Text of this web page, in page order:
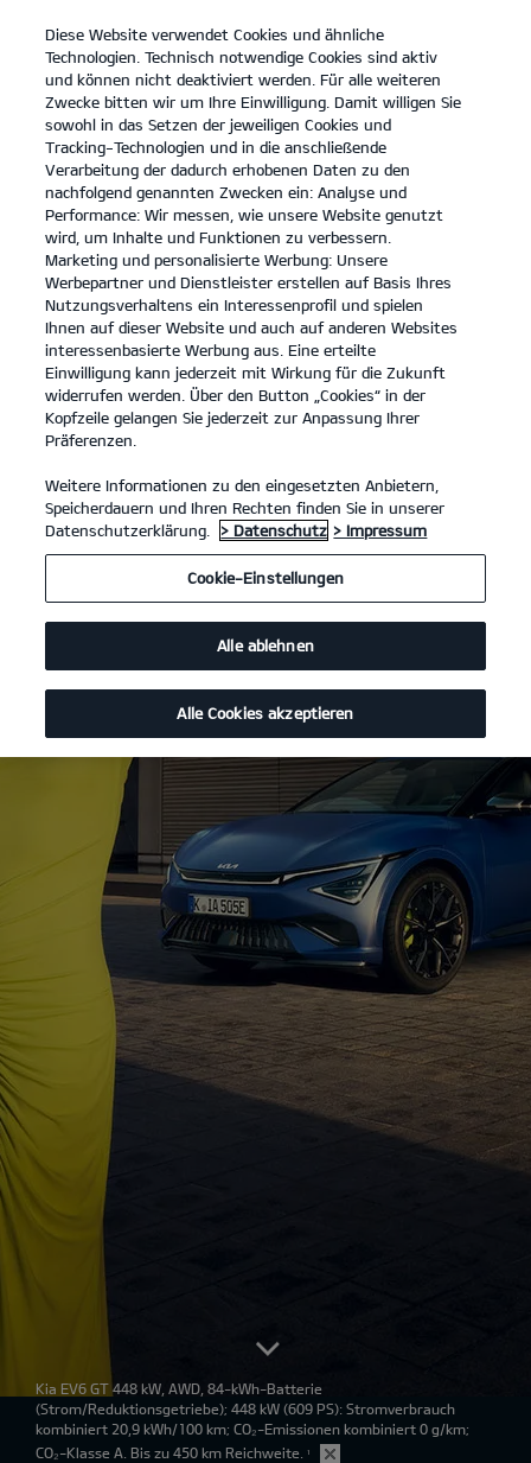
open
menu
KONTAKT
Der Kia EV6 GT
Konfigurator
... ... DER KIA EV6 GT
Der neue Kia EV6 GT.
Von Natur aus kraftvoll.
Kia EV6 GT 448 kW, AWD, 84-kWh-Batterie
(Strom/Reduktionsgetriebe); 448 kW (609 PS): Stromverbrauch
kombiniert 20,9 kWh/100 km; CO₂-Emissionen kombiniert 0 g/km;
CO₂-Klasse A. Bis zu 450 km Reichweite. ¹
Diese Website verwendet Cookies und ähnliche
Technologien. Technisch notwendige Cookies sind aktiv
und können nicht deaktiviert werden. Für alle weiteren
Zwecke bitten wir um Ihre Einwilligung. Damit willigen Sie
sowohl in das Setzen der jeweiligen Cookies und
Tracking-Technologien und in die anschließende
Verarbeitung der dadurch erhobenen Daten zu den
nachfolgend genannten Zwecken ein: Analyse und
Performance: Wir messen, wie unsere Website genutzt
wird, um Inhalte und Funktionen zu verbessern.
Marketing und personalisierte Werbung: Unsere
Werbepartner und Dienstleister erstellen auf Basis Ihres
Nutzungsverhaltens ein Interessenprofil und spielen
Ihnen auf dieser Website und auch auf anderen Websites
interessenbasierte Werbung aus. Eine erteilte
Einwilligung kann jederzeit mit Wirkung für die Zukunft
widerrufen werden. Über den Button „Cookies“ in der
Kopfzeile gelangen Sie jederzeit zur Anpassung Ihrer
Präferenzen.
Weitere Informationen zu den eingesetzten Anbietern,
Speicherdauern und Ihren Rechten finden Sie in unserer
Datenschutzerklärung.
> Datenschutz > Impressum
Cookie-Einstellungen
Alle ablehnen
Alle Cookies akzeptieren